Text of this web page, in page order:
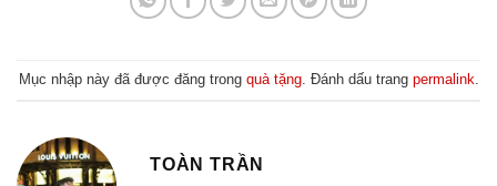
Mục nhập này đã được đăng trong quà tặng. Đánh dấu trang permalink
TOÀN TRẦN